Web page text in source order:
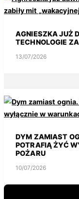
AGNIESZKA JUŻ
TECHNOLOGIE
13/07/2026
DYM ZAMIAST
POTRAFIĄ ŻYĆ
POŻARU
10/07/2026